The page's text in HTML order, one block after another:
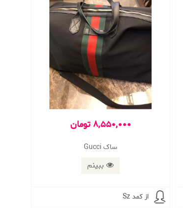
8,550,000 تومان
ساک Gucci
ببینم
از کمد Sz